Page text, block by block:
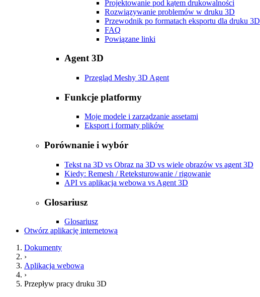
Projektowanie pod kątem drukowalności
Rozwiązywanie problemów w druku 3D
Przewodnik po formatach eksportu dla druku 3D
FAQ
Powiązane linki
Agent 3D
Przegląd Meshy 3D Agent
Funkcje platformy
Moje modele i zarządzanie assetami
Eksport i formaty plików
Porównanie i wybór
Tekst na 3D vs Obraz na 3D vs wiele obrazów vs agent 3D
Kiedy: Remesh / Reteksturowanie / rigowanie
API vs aplikacja webowa vs Agent 3D
Glosariusz
Glosariusz
Otwórz aplikację internetową
Dokumenty
›
Aplikacja webowa
›
Przepływ pracy druku 3D